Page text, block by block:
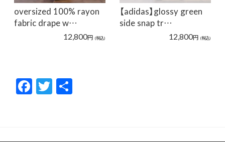
oversized 100% rayon
fabric drape w…
12,800円 (税込)
【adidas】glossy green
side snap tr…
12,800円 (税込)
F
ac
T
w